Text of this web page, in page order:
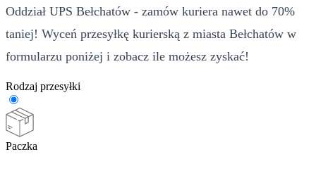
Oddział UPS Bełchatów - zamów kuriera nawet do 70%
taniej! Wyceń przesyłkę kurierską z miasta Bełchatów w
formularzu poniżej i zobacz ile możesz zyskać!
Rodzaj przesyłki
Paczka